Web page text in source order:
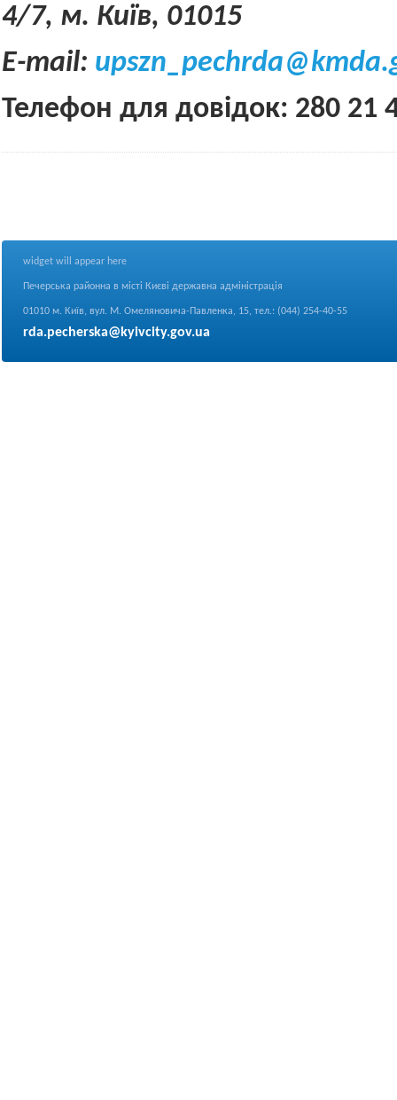
4/7, м. Київ, 01015
Е-mail: upszn_pechrda@kmda.
Телефон для довідок: 280 21
widget will appear here
Печерська районна в місті Києві державна адміністрація
01010 м. Київ, вул. М. Омеляновича-Павленка, 15, тел.: (044) 254-40-55
rda.pecherska@kyivcity.gov.ua